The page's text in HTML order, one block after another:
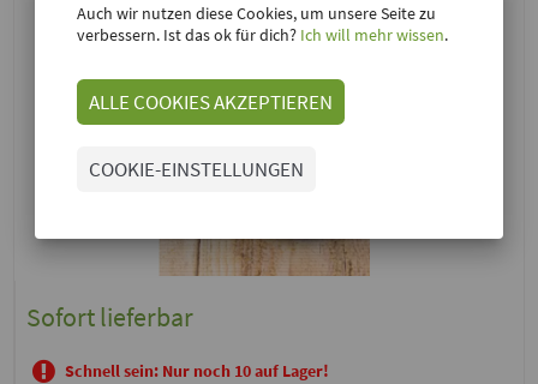
Sofort lieferbar
Schnell sein: Nur noch 10 auf Lager!
Auch wir nutzen diese Cookies, um unsere Seite zu
verbessern. Ist das ok für dich? Ich will mehr wissen.
ALLE COOKIES AKZEPTIEREN
COOKIE-EINSTELLUNGEN